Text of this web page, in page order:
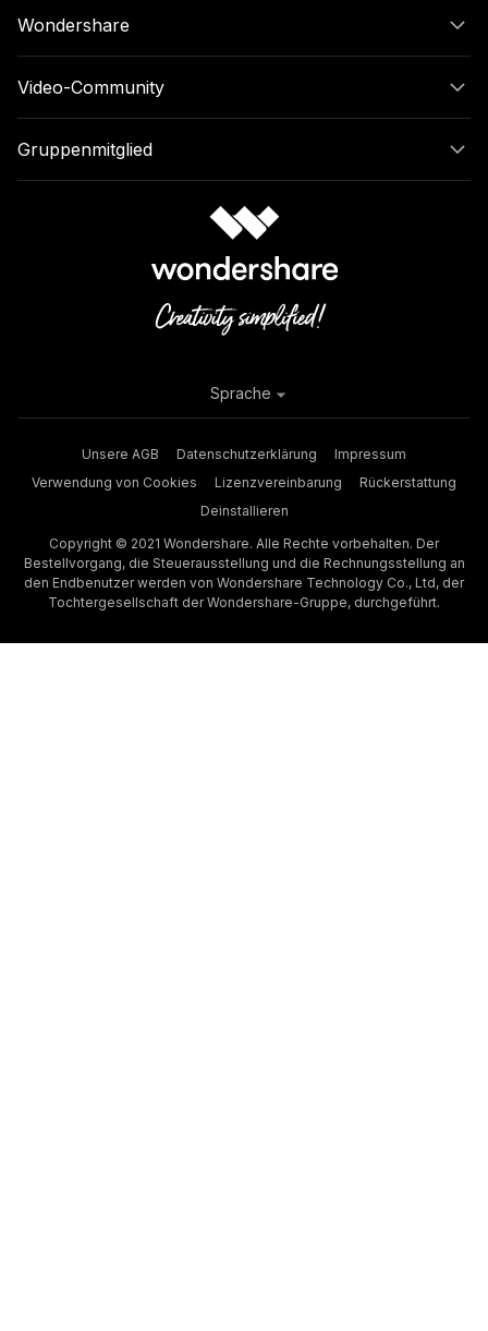
Wondershare
Video-Community
Gruppenmitglied
Unsere AGB Datenschutzerklärung
Impressum
Verwendung von Cookies
Lizenzvereinbarung
Rückerstattung
Deinstallieren
Copyright © 2021 Wondershare. Alle Rechte vorbehalten. Der
Bestellvorgang, die Steuerausstellung und die Rechnungsstellung an
den Endbenutzer werden von Wondershare Technology Co., Ltd, der
Tochtergesellschaft der Wondershare-Gruppe, durchgeführt.
Sprache